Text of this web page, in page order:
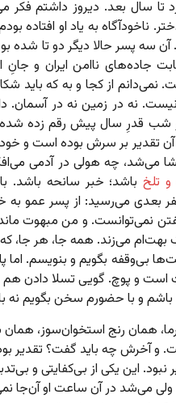
تا سال بعد. دیروز داشتم فکر
ناخودآگاه به یاد او افتاده
آن سه پسر حالا دیگر دو تا شده
جاده‌های ناامن ایران و
نمی‌دانم از کجا و به که
نه در زمین نه در آسمان.
شب قدرِ سال پیش رقم زده شده
تقدیر بر سرش بوده است و
می‌شد، چه هولی در آدمی
و تلخباشد؛ خبر سانحه باشد.
بعدی می‌رسید: از پسر عمو به
نمی‌توانست. و من مبهوت
بهت‌ام می‌زند. همه جا، هر جا،
بی‌وقفه بگویم و بنویسم. اما
و پوچ. گویی تسلا دادن هم
و با حضورم سخن بگویم نه
همان رنج استخوان‌سوز، همان
و آخرش چه باید گفت؟ تقدیر بود!
نبود. این یکی از بی‌کفایتی و
ولی می‌شد در آن ساعت او آن‌جا